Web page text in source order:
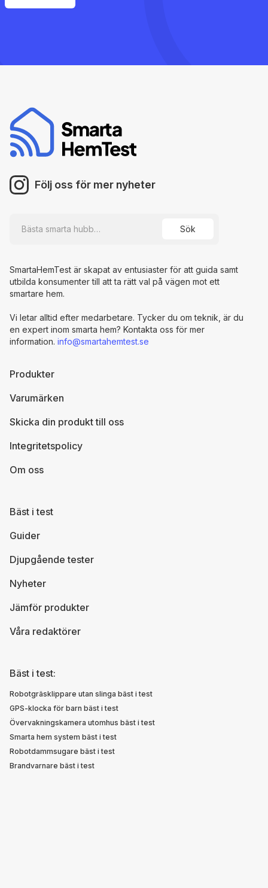
Bäst i test
Guider
Djupgående tester
Nyheter
Jämför produkter
Våra redaktörer
Produkter
Varumärken
Skicka din produkt till oss
Integritetspolicy
Om oss
Följ oss för mer nyheter
SmartaHemTest är skapat av entusiaster för att guida samt
utbilda konsumenter till att ta rätt val på vägen mot ett
smartare hem.
Vi letar alltid efter medarbetare. Tycker du om teknik, är du
en expert inom smarta hem? Kontakta oss för mer
information. info@smartahemtest.se
Bäst i test:
Robotgräsklippare utan slinga bäst i test
GPS-klocka för barn bäst i test
Övervakningskamera utomhus bäst i test
Smarta hem system bäst i test
Robotdammsugare bäst i test
Brandvarnare bäst i test